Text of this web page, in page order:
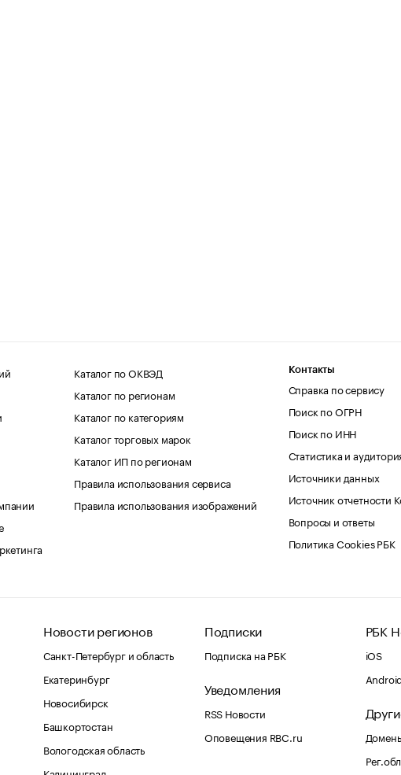
Каталог по ОКВЭД
Каталог по регионам
Каталог по категориям
Каталог торговых марок
Каталог ИП по регионам
Правила использования сервиса
Правила использования изображений
Контакты
Справка по сервису
Поиск по ОГРН
Поиск по ИНН
Статистика и
Источники данных
Источник отчетности
Вопросы и ответы
Политика Cookies РБК
Новости регионов
Санкт-Петербург и область
Екатеринбург
Новосибирск
Башкортостан
Вологодская область
Подписки
Подписка на РБК
Уведомления
RSS Новости
Оповещения RBC.ru
РБК
iOS